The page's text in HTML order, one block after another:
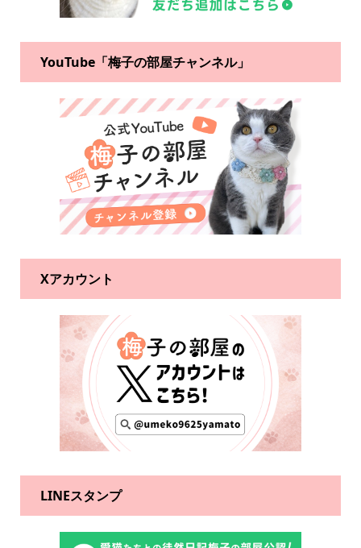
YouTube「梅子の部屋チャンネル」
Xアカウント
LINEスタンプ